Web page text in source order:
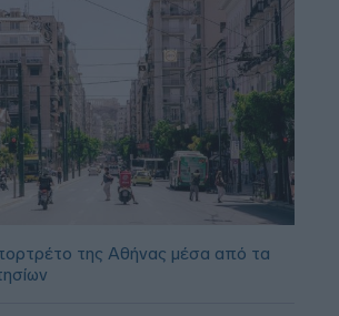
της Αθήνας μέσα από τα